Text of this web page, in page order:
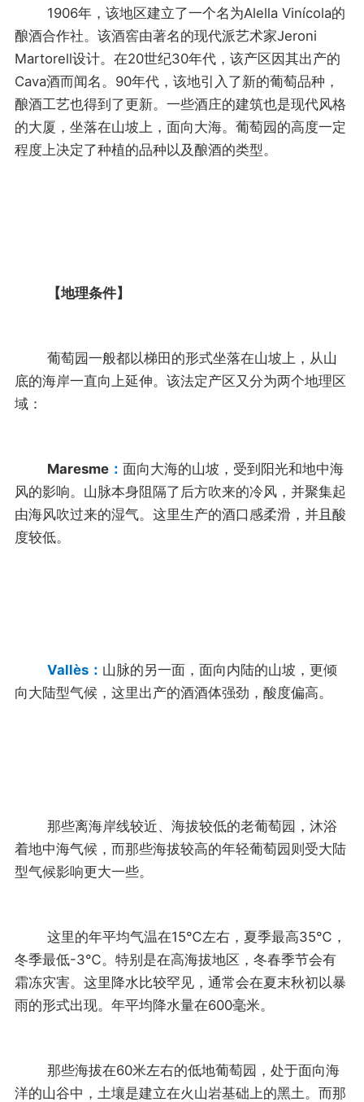
1906年，该地区建立了一个名为Alella Vinícola的
酿酒合作社。该酒窖由著名的现代派艺术家Jeroni
Martorell设计。在20世纪30年代，该产区因其出产的
Cava酒而闻名。90年代，该地引入了新的葡萄品种，
酿酒工艺也得到了更新。一些酒庄的建筑也是现代风格
的大厦，坐落在山坡上，面向大海。葡萄园的高度一定
程度上决定了种植的品种以及酿酒的类型。
【地理条件】
葡萄园一般都以梯田的形式坐落在山坡上，从山
底的海岸一直向上延伸。该法定产区又分为两个地理区
域：
Maresme： 面向大海的山坡，受到阳光和地中海
风的影响。山脉本身阻隔了后方吹来的冷风，并聚集起
由海风吹过来的湿气。这里生产的酒口感柔滑，并且酸
度较低。
Vallès： 山脉的另一面，面向内陆的山坡，更倾
向大陆型气候，这里出产的酒酒体强劲，酸度偏高。
那些离海岸线较近、海拔较低的老葡萄园，沐浴
着地中海气候，而那些海拔较高的年轻葡萄园则受大陆
型气候影响更大一些。
这里的年平均气温在15℃左右，夏季最高35℃，
冬季最低-3℃。特别是在高海拔地区，冬春季节会有
霜冻灾害。这里降水比较罕见，通常会在夏末秋初以暴
雨的形式出现。年平均降水量在600毫米。
那些海拔在60米左右的低地葡萄园，处于面向海
洋的山谷中，土壤是建立在火山岩基础上的黑土。而那